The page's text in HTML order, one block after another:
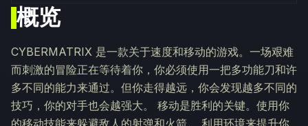
概览
CYBERMATRIX 是一款关于速度和移动的游戏。一场艰难
而刺激的冒险正在等待着你，你必须使用一把多功能刀和许
多不同的能力来通过。但你走得越远，你会发现越多不同的
技巧，你的对手也会越强大。 移动是胜利的关键。使用你
的移动技能来躲避敌人的射弹和火箭。 利用环境来提升你